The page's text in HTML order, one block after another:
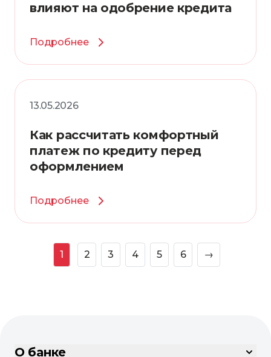
влияют на одобрение кредита
Подробнее
13.05.2026
Как рассчитать комфортный
платеж по кредиту перед
оформлением
Подробнее
1 2 3 4 5 6 →
О банке